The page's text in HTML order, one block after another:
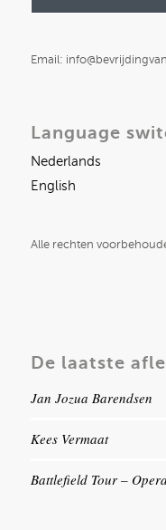
Email:
Language
Nederlands
English
Alle rechten
De laatste
Jan Jozua Barendsen
Kees Vermaat
Battlefield Tour –